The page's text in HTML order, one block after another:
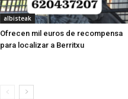
albisteak
Ofrecen mil euros de recompensa
para localizar a Berritxu